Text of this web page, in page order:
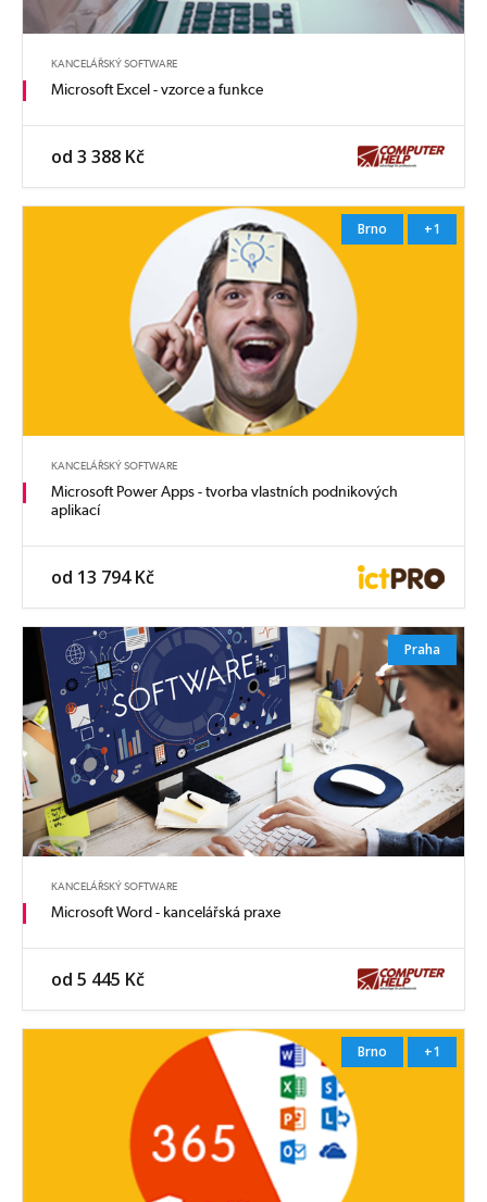
KANCELÁŘSKÝ SOFTWARE
Microsoft Excel - vzorce a funkce
od 3 388 Kč
Brno +1
KANCELÁŘSKÝ SOFTWARE
Microsoft Power Apps - tvorba vlastních podnikových
aplikací
od 13 794 Kč
Praha
KANCELÁŘSKÝ SOFTWARE
Microsoft Word - kancelářská praxe
od 5 445 Kč
Brno +1